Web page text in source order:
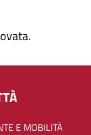
E MOBILITÀ